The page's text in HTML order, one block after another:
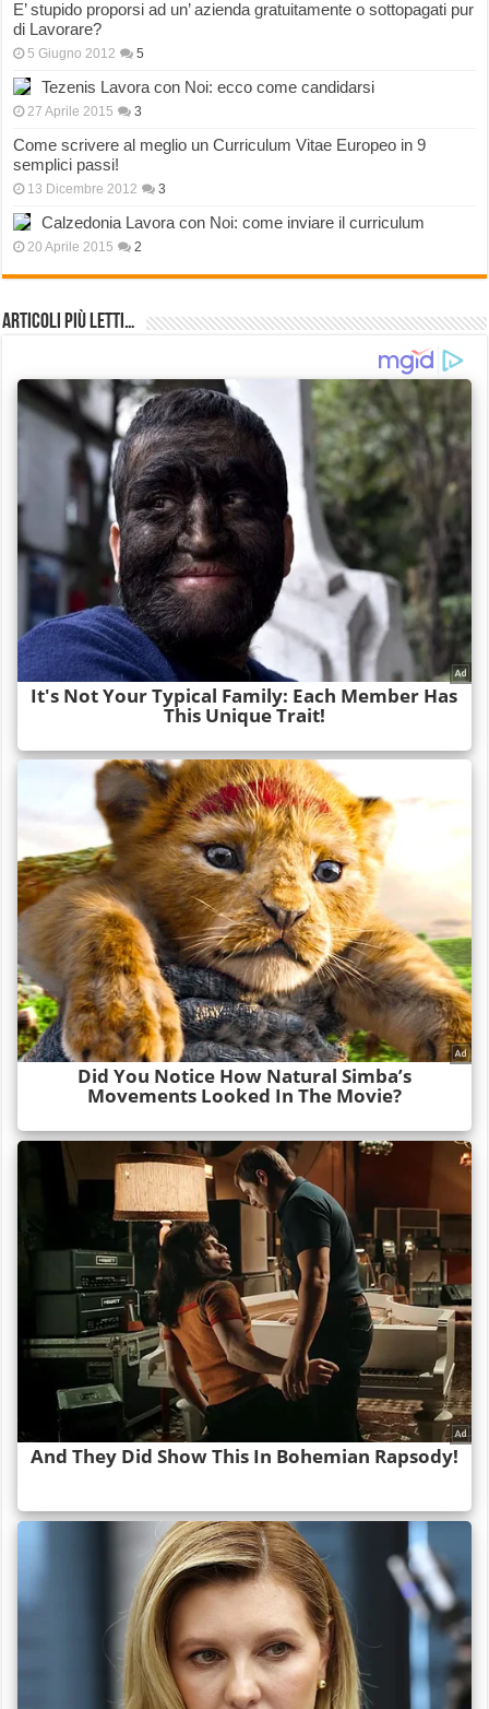
E’ stupido proporsi ad un’ azienda gratuitamente o sottopagati pur
di Lavorare?
5 Giugno 2012 5
Tezenis Lavora con Noi: ecco come candidarsi
27 Aprile 2015 3
Come scrivere al meglio un Curriculum Vitae Europeo in 9
semplici passi!
13 Dicembre 2012 3
Calzedonia Lavora con Noi: come inviare il curriculum
20 Aprile 2015 2
Articoli più Letti…